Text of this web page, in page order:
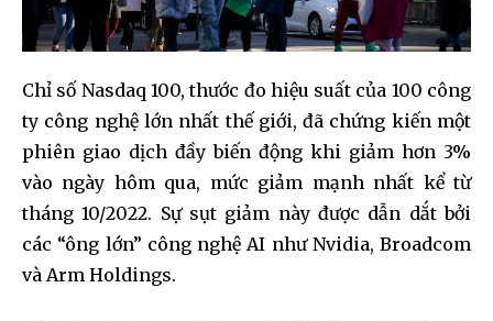
Chỉ số Nasdaq 100, thước đo hiệu suất của 100 công
ty công nghệ lớn nhất thế giới, đã chứng kiến một
phiên giao dịch đầy biến động khi giảm hơn 3%
vào ngày hôm qua, mức giảm mạnh nhất kể từ
tháng 10/2022. Sự sụt giảm này được dẫn dắt bởi
các “ông lớn” công nghệ AI như Nvidia, Broadcom
và Arm Holdings.